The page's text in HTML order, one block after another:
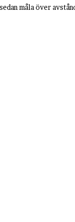
måla över